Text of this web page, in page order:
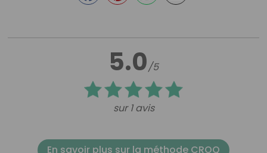
5.0/5
sur 1 avis
En savoir plus sur la méthode CROQ